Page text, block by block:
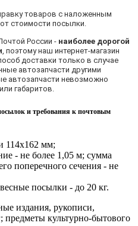
товаров с наложенным
от стоимости посылки.
России - наиболее дорогой
, поэтому наш интернет-магазин
доставки только в случае
автозапчасти другими
автозапчасти невозможно
габаритов.
и требования к почтовым
114х162 мм;
- не более 1,05 м; сумма
поперечного сечения - не
посылки - до 20 кг.
издания, рукописи,
предметы культурно-бытового